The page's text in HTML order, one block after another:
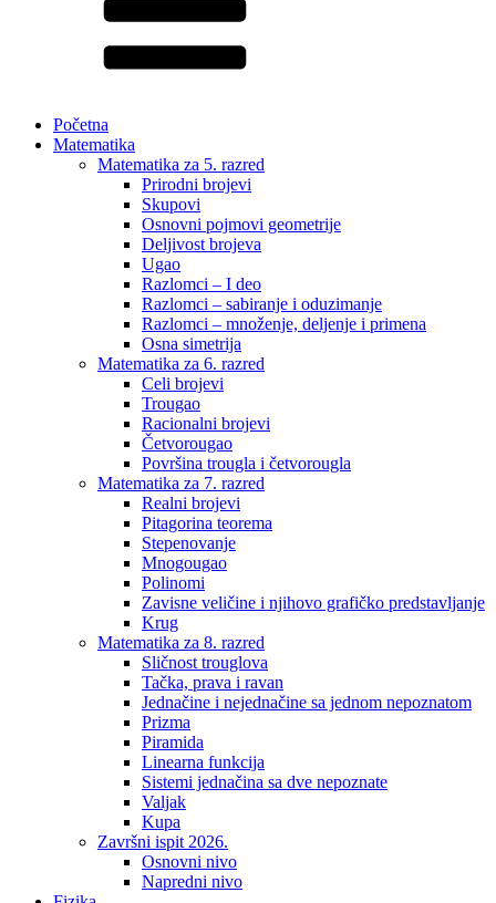
Početna
Matematika
Matematika za 5. razred
Prirodni brojevi
Skupovi
Osnovni pojmovi geometrije
Deljivost brojeva
Ugao
Razlomci – I deo
Razlomci – sabiranje i oduzimanje
Razlomci – množenje, deljenje i primena
Osna simetrija
Matematika za 6. razred
Celi brojevi
Trougao
Racionalni brojevi
Četvorougao
Površina trougla i četvorougla
Matematika za 7. razred
Realni brojevi
Pitagorina teorema
Stepenovanje
Mnogougao
Polinomi
Zavisne veličine i njihovo grafičko predstavljanje
Krug
Matematika za 8. razred
Sličnost trouglova
Tačka, prava i ravan
Jednačine i nejednačine sa jednom nepoznatom
Prizma
Piramida
Linearna funkcija
Sistemi jednačina sa dve nepoznate
Valjak
Kupa
Završni ispit 2026.
Osnovni nivo
Napredni nivo